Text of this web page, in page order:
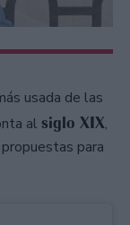
usada de las
al siglo XIX,
para